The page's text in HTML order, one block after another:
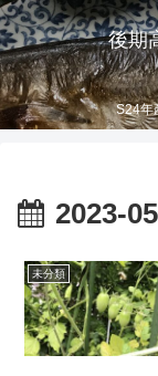
後期
S24年
2023-05
未分類